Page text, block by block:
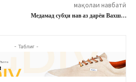
мақолаи навбатӣ
Медамад субҳи нав аз дарёи Вахш…
- Таблиғ -